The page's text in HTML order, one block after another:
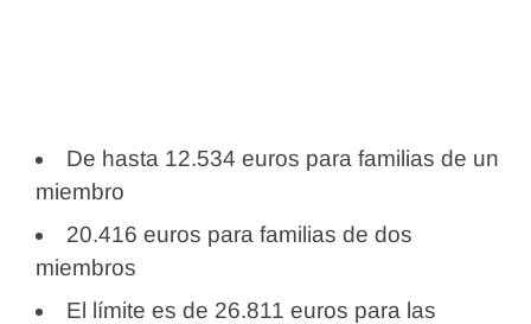
De hasta 12.534 euros para familias de un
miembro
20.416 euros para familias de dos
miembros
El límite es de 26.811 euros para las